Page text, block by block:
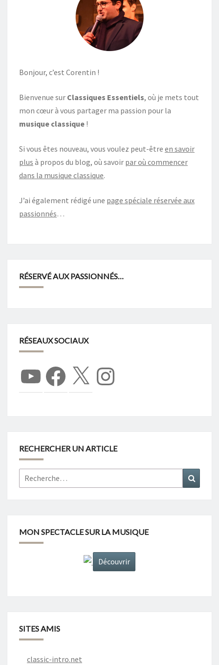
Bonjour, c’est Corentin !
Bienvenue sur Classiques Essentiels, où je mets tout
mon cœur à vous partager ma passion pour la
musique classique !
Si vous êtes nouveau, vous voulez peut-être en savoir
plus à propos du blog, où savoir par où commencer
dans la musique classique.
J’ai également rédigé une page spéciale réservée aux
passionnés…
RÉSERVÉ AUX PASSIONNÉS…
RÉSEAUX SOCIAUX
YouTube Facebook Instagram
RECHERCHER UN ARTICLE
Rechercher :
MON SPECTACLE SUR LA MUSIQUE
Découvrir
SITES AMIS
classic-intro.net